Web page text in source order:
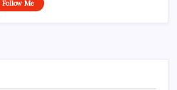
Follow Me